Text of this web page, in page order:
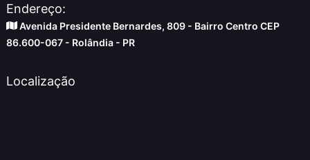
Endereço:
Avenida Presidente Bernardes, 809 - Bairro Centro CEP
86.600-067 - Rolândia - PR
Localização